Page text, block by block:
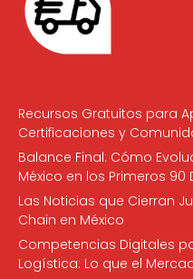
Recursos Gratuitos para
Certificaciones y
Balance Final: Cómo
México en los Primeros 90
Las Noticias que Cierran
Chain en México
Competencias Digitales
Logística: Lo que el